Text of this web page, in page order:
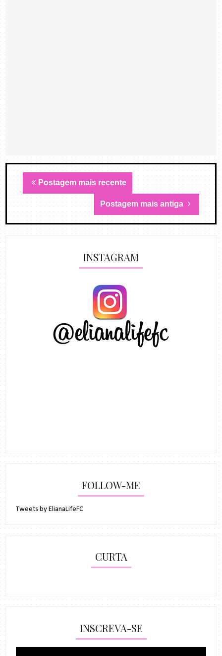
Postagem mais recente
Postagem mais antiga
INSTAGRAM
FOLLOW-ME
Tweets by ElianaLifeFC
CURTA
INSCREVA-SE